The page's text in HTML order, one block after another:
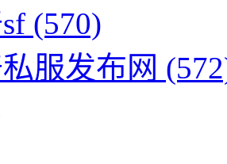
(570)
服发布网